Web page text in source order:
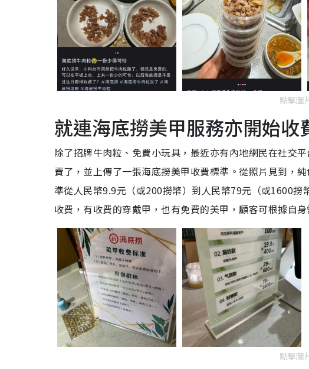
點擊圖
就連海底撈美甲服務亦開始收
除了招牌牛肉粒、免費小玩具，最近亦有內地網民在社交
費了，並上傳了一張海底撈美甲收費標準。從照片見到，
準從人民幣9.9元（或200撈幣）到人民幣79元（或1600
收費，有收費的穿戴甲，也有免費的美甲，顧客可根據自
點擊圖